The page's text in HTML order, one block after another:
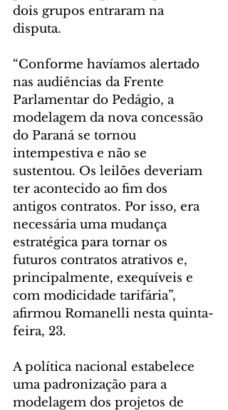
dois grupos entraram na
disputa.
“Conforme havíamos alertado
nas audiências da Frente
Parlamentar do Pedágio, a
modelagem da nova concessão
do Paraná se tornou
intempestiva e não se
sustentou. Os leilões deveriam
ter acontecido ao fim dos
antigos contratos. Por isso, era
necessária uma mudança
estratégica para tornar os
futuros contratos atrativos e,
principalmente, exequíveis e
com modicidade tarifária”,
afirmou Romanelli nesta quinta-
feira, 23.
A política nacional estabelece
uma padronização para a
modelagem dos projetos de